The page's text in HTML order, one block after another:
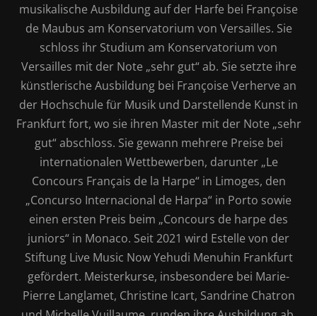
musikalische Ausbildung auf der Harfe bei Françoise
de Maubus am Konservatorium von Versailles. Sie
schloss ihr Studium am Konservatorium von
Versailles mit der Note „sehr gut“ ab. Sie setzte ihre
künstlerische Ausbildung bei Françoise Verherve an
der Hochschule für Musik und Darstellende Kunst in
Frankfurt fort, wo sie ihren Master mit der Note „sehr
gut“ abschloss. Sie gewann mehrere Preise bei
internationalen Wettbewerben, darunter „Le
Concours Français de la Harpe“ in Limoges, den
„Concurso Internacional de Harpa“ in Porto sowie
einen ersten Preis beim „Concours de harpe des
juniors“ in Monaco. Seit 2021 wird Estelle von der
Stiftung Live Music Now Yehudi Menuhin Frankfurt
gefördert. Meisterkurse, insbesondere bei Marie-
Pierre Langlamet, Christine Icart, Sandrine Chatron